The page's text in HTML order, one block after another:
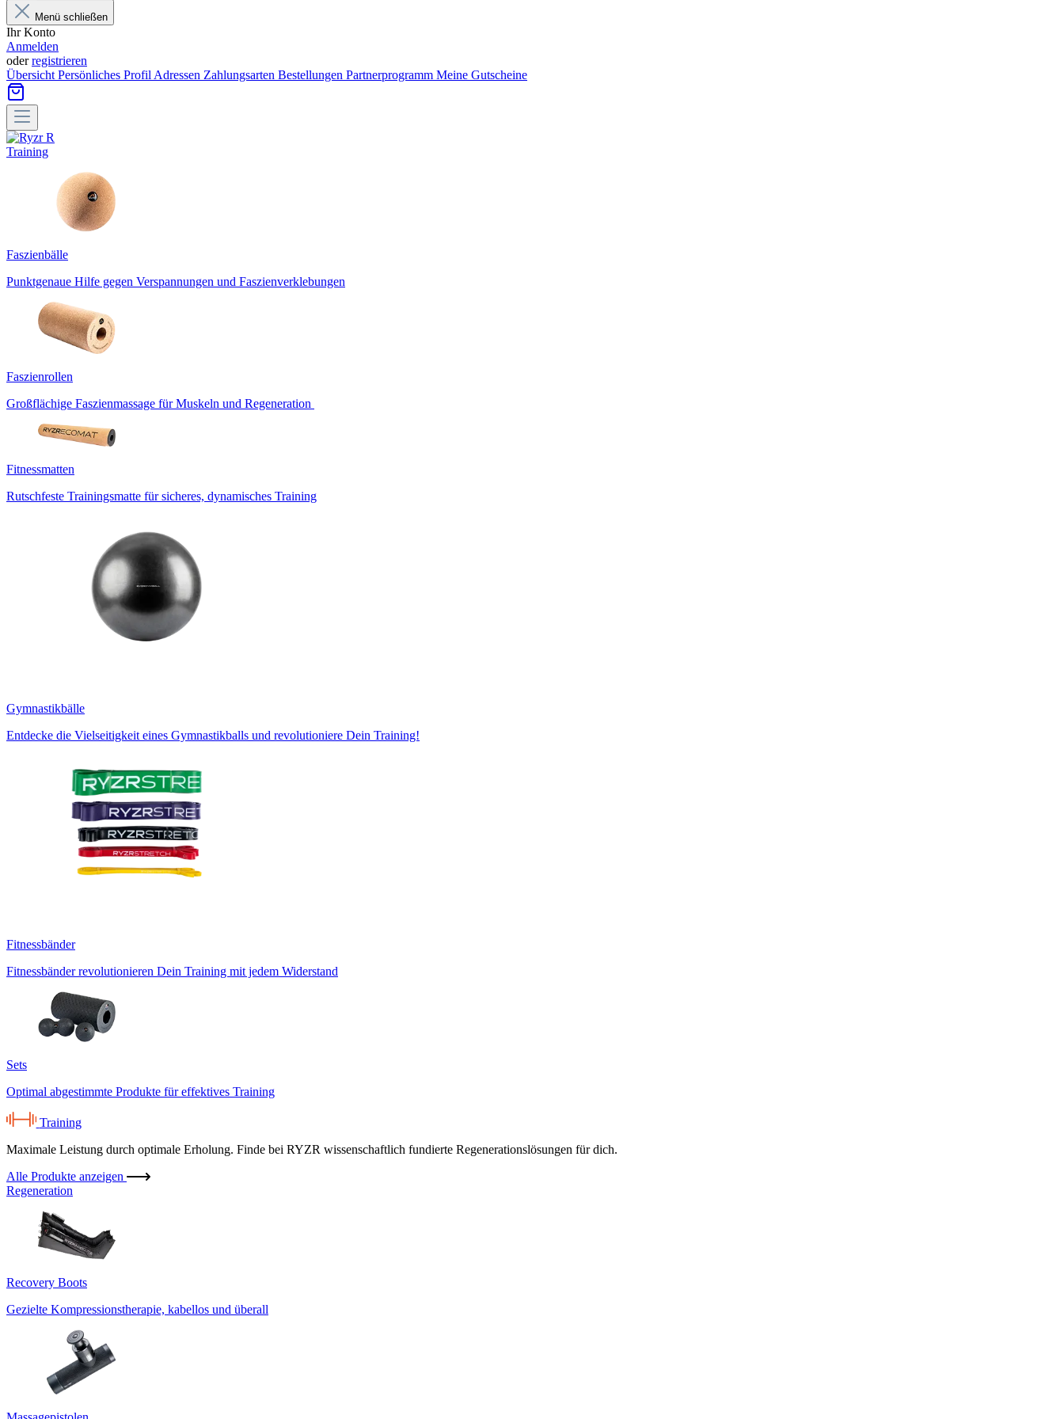
Menü schließen
Ihr Konto
Anmelden
oderregistrieren
Übersicht Persönliches Profil Adressen Zahlungsarten Bestellungen Partnerprogramm Meine Gutscheine
Training
Faszienbälle
Punktgenaue Hilfe gegen Verspannungen und Faszienverklebungen
Faszienrollen
Großflächige Faszienmassage für Muskeln und Regeneration
Fitnessmatten
Rutschfeste Trainingsmatte für sicheres, dynamisches Training
Gymnastikbälle
Entdecke die Vielseitigkeit eines Gymnastikballs und revolutioniere Dein Training!
Fitnessbänder
Fitnessbänder revolutionieren Dein Training mit jedem Widerstand
Sets
Optimal abgestimmte Produkte für effektives Training
Training
Maximale Leistung durch optimale Erholung. Finde bei RYZR wissenschaftlich fundierte Regenerationslösungen für dich.
Alle Produkte anzeigen
Regeneration
Recovery Boots
Gezielte Kompressionstherapie, kabellos und überall